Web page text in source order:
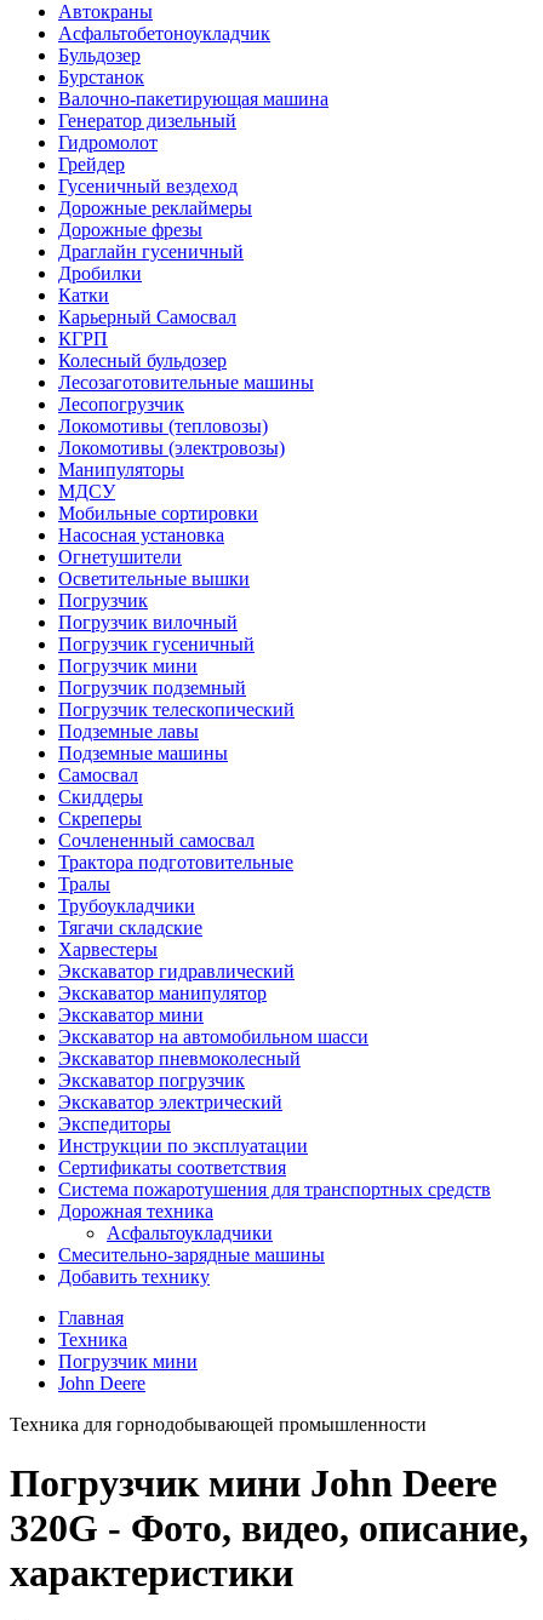
Автокраны
Асфальтобетоноукладчик
Бульдозер
Бурстанок
Валочно-пакетирующая машина
Генератор дизельный
Гидромолот
Грейдер
Гусеничный вездеход
Дорожные реклаймеры
Дорожные фрезы
Драглайн гусеничный
Дробилки
Катки
Карьерный Самосвал
КГРП
Колесный бульдозер
Лесозаготовительные машины
Лесопогрузчик
Локомотивы (тепловозы)
Локомотивы (электровозы)
Манипуляторы
МДСУ
Мобильные сортировки
Насосная установка
Огнетушители
Осветительные вышки
Погрузчик
Погрузчик вилочный
Погрузчик гусеничный
Погрузчик мини
Погрузчик подземный
Погрузчик телескопический
Подземные лавы
Подземные машины
Самосвал
Скиддеры
Скреперы
Сочлененный самосвал
Трактора подготовительные
Тралы
Трубоукладчики
Тягачи складские
Харвестеры
Экскаватор гидравлический
Экскаватор манипулятор
Экскаватор мини
Экскаватор на автомобильном шасси
Экскаватор пневмоколесный
Экскаватор погрузчик
Экскаватор электрический
Экспедиторы
Инструкции по эксплуатации
Сертификаты соответствия
Система пожаротушения для транспортных средств
Дорожная техника
Асфальтоукладчики
Смесительно-зарядные машины
Добавить технику
Главная
Техника
Погрузчик мини
John Deere
Техника для горнодобывающей промышленности
Погрузчик мини John Deere
320G - Фото, видео, описание,
характеристики